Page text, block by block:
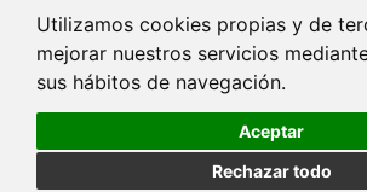
Utilizamos cookies propias y de
mejorar nuestros servicios
sus hábitos de navegación.
Aceptar
Rechazar todo
Contacto
Av. Monforte de Lemos, 3-5. Pabellón 11.
info@ciberisciii.es